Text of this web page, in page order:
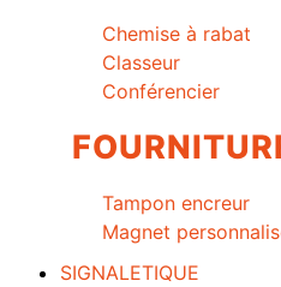
Chemise à rabat
Classeur
Conférencier
Tampon encreur
Magnet
SIGNALETIQUE